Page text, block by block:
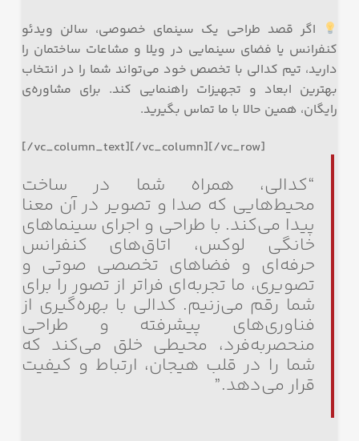
اگر قصد طراحی یک سینمای خصوصی، سالن ویدئو
کنفرانس یا فضای سینمایی در ویلا و مشاعات ساختمان را
دارید، تیم کدالی با تخصص خود می‌تواند شما را در انتخاب
بهترین ابعاد و تجهیزات راهنمایی کند. برای مشاوره‌ی
رایگان، همین حالا با ما تماس بگیرید.
[/vc_column_text][/vc_column][/vc_row]
“کدالی، همراه شما در ساخت
محیط‌هایی که صدا و تصویر در آن معنا
پیدا می‌کند. با طراحی و اجرای سینماهای
خانگی لوکس، اتاق‌های کنفرانس
حرفه‌ای و فضاهای تخصصی صوتی و
تصویری، ما تجربه‌ای فراتر از تصور را برای
شما رقم می‌زنیم. کدالی با بهره‌گیری از
فناوری‌های پیشرفته و طراحی
منحصربه‌فرد، محیطی خلق می‌کند که
شما را در قلب هیجان، ارتباط و کیفیت
قرار می‌دهد.”